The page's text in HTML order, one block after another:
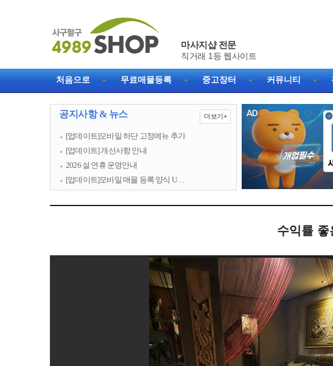
마사지샵 전문
처음으로 무료매물등록 중고장터 커뮤니티
공지사항 & 뉴스 더보기+
[업데이트]모바일 하단 고정메뉴 추가
[업데이트] 개선사항 안내
2026 설 연휴 운영안내
[업데이트]모바일 매물 등록 양식 U…
수익률